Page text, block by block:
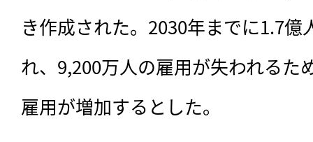
き作成された。2030年までに1.7
れ、9,200万人の雇用が失われるた
雇用が増加するとした。